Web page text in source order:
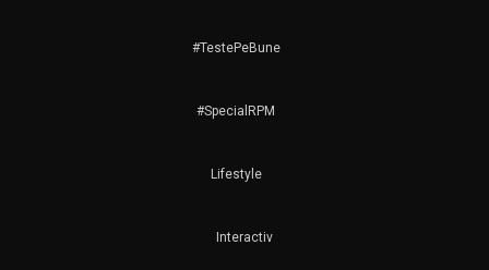
#TestePeBune
#SpecialRPM
Lifestyle
Interactiv